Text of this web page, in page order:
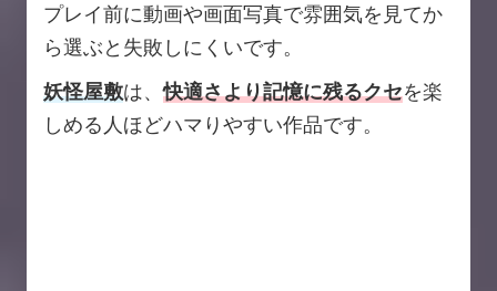
プレイ前に動画や画面写真で雰囲気を見てか
ら選ぶと失敗しにくいです。
妖怪屋敷は、快適さより記憶に残るクセを楽
しめる人ほどハマりやすい作品です。